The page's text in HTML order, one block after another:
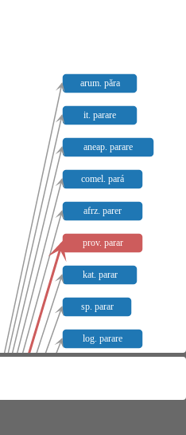
arum. păra
it. parare
aneap. parare
comel. pará
afrz. parer
prov. parar
kat. parar
sp. parar
log. parare
friaul. pará